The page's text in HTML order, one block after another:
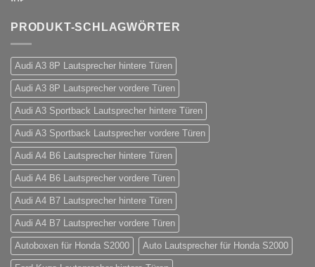
PRODUKT-SCHLAGWÖRTER
Audi A3 8P Lautsprecher hintere Türen
Audi A3 8P Lautsprecher vordere Türen
Audi A3 Sportback Lautsprecher hintere Türen
Audi A3 Sportback Lautsprecher vordere Türen
Audi A4 B6 Lautsprecher hintere Türen
Audi A4 B6 Lautsprecher vordere Türen
Audi A4 B7 Lautsprecher hintere Türen
Audi A4 B7 Lautsprecher vordere Türen
Autoboxen für Honda S2000 Auto Lautsprecher für Honda S2000